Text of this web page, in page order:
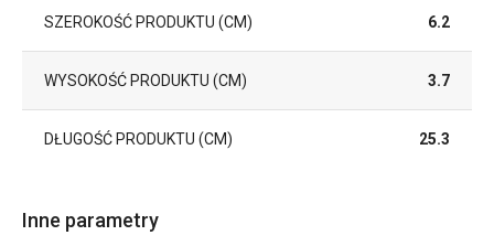
SZEROKOŚĆ PRODUKTU (CM) 6.2
WYSOKOŚĆ PRODUKTU (CM) 3.7
DŁUGOŚĆ PRODUKTU (CM) 25.3
Inne parametry